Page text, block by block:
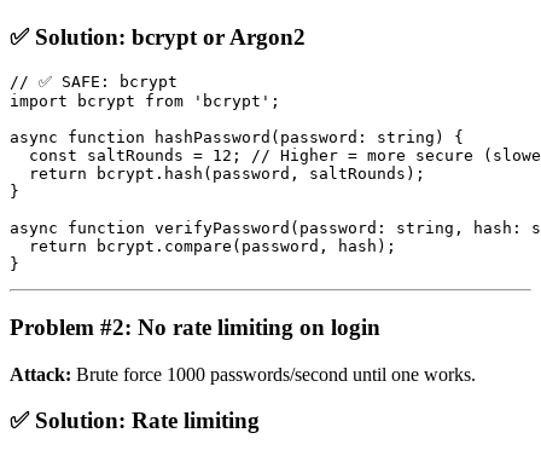
✅ Solution: bcrypt or Argon2
// ✅ SAFE: bcrypt
import bcrypt from 'bcrypt';
async function hashPassword(password: string) {
const saltRounds = 12; // Higher = more secure
  return bcrypt.hash(password, saltRounds);
}
async function verifyPassword(password: string,
  return bcrypt.compare(password, hash);
Problem #2: No rate limiting on login
Attack: Brute force 1000 passwords/second until one works.
✅ Solution: Rate limiting